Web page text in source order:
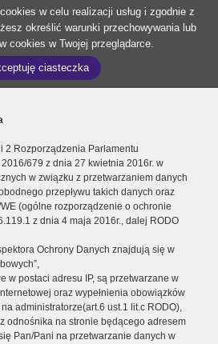
w celu realizacji usług i zgodnie z
określić warunki przechowywania lub
cookies w Twojej przeglądarce.
ciasteczka
2 Rozporządzenia Parlamentu
679 z dnia 27 kwietnia 2016r. w
w związku z przetwarzaniem danych
przepływu takich danych oraz
(ogólne rozporządzenie o ochronie
z dnia 4 maja 2016r., dalej RODO
Ochrony Danych znajdują się w
w postaci adresu IP, są przetwarzane w
oraz wypełnienia obowiązków
administratorze(art.6 ust.1 lit.c RODO),
odnośnika na stronie będącego adresem
Pan/Pani na przetwarzanie danych w